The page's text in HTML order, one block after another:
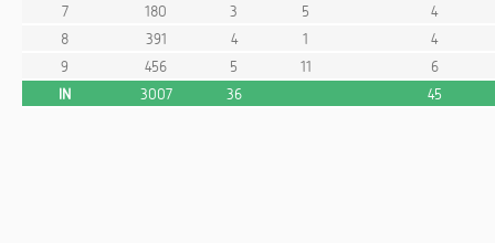
7
180 3 5
4
8
391 4 1
4
9
456 5 11
6
IN
3007 36 45